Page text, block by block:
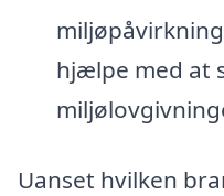
hjælpe med at
Uanset hvilken